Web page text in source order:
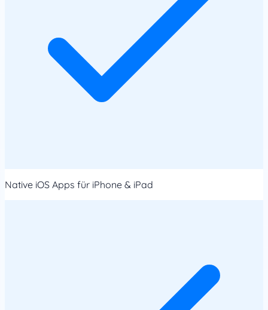
Native iOS Apps für iPhone & iPad